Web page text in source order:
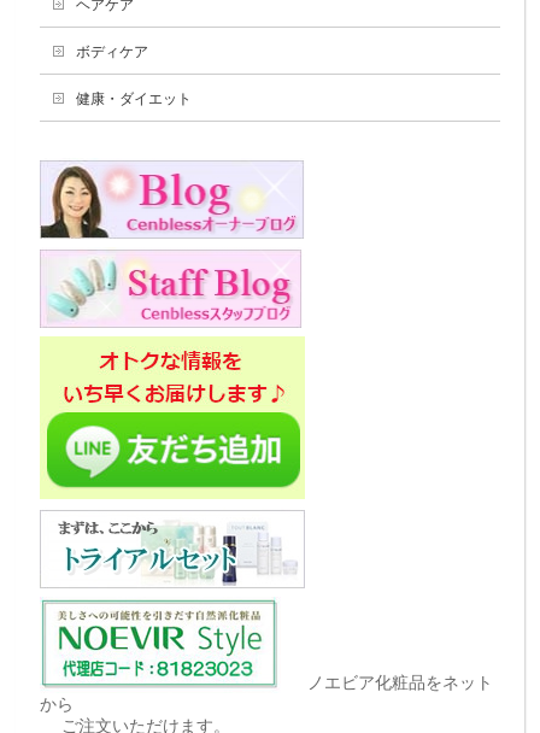
ヘアケア
ボディケア
健康・ダイエット
ノエビア化粧品をネット
から
ご注文いただけます。